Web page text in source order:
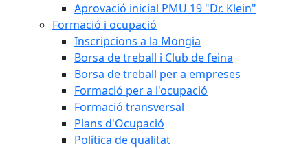
Aprovació inicial PMU 19 "Dr. Klein"
Formació i ocupació
Inscripcions a la Mongia
Borsa de treball i Club de feina
Borsa de treball per a empreses
Formació per a l'ocupació
Formació transversal
Plans d'Ocupació
Política de qualitat